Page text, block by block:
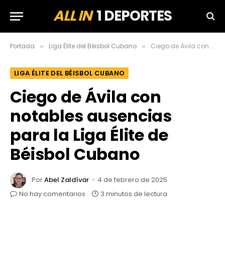
ALL IN1 DEPORTES
Portada » Liga Élite del Béisbol Cubano » Ciego de Ávila con notables ausencias para la Liga Élite de Béisbol Cubano
LIGA ÉLITE DEL BÉISBOL CUBANO
Ciego de Ávila con
notables ausencias
para la Liga Élite de
Béisbol Cubano
PorAbel Zaldívar
4 de febrero de 2025
No hay comentarios
3 minutos de lectura